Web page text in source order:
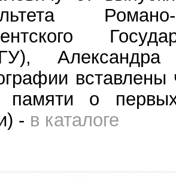
Александра
вставлены
памяти о
- в каталоге